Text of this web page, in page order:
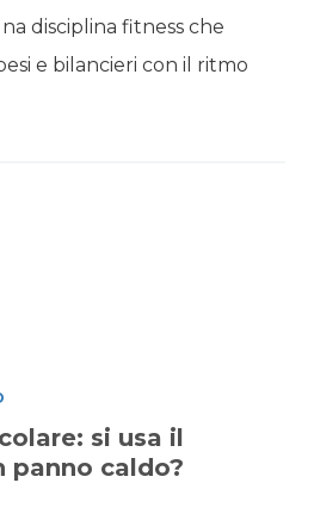
disciplina fitness che
e bilancieri con il ritmo
si usa il
panno caldo?